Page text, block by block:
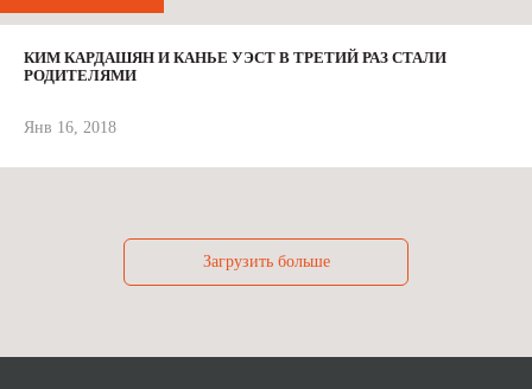
КИМ КАРДАШЯН И КАНЬЕ УЭСТ В ТРЕТИЙ РАЗ СТАЛИ
РОДИТЕЛЯМИ
Янв 16, 2018
Загрузить больше